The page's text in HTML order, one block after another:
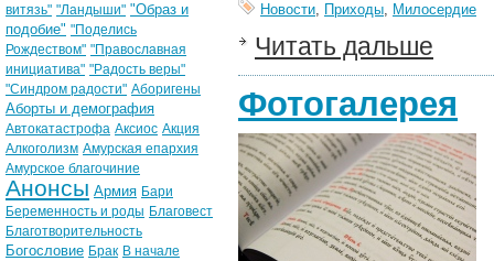
Новости, Приходы, Милосердие
Читать дальше
Фотогалерея
витязь" "Ландыши" "Образ и
подобие" "Поделись
Рождеством" "Православная
инициатива" "Радость веры"
"Синдром радости" Аборигены
Аборты и демография
Автокатастрофа Аксиос Акция
Алкоголизм Амурская епархия
Амурское благочиние
Анонсы Армия Бари
Беременность и роды Благовест
Благотворительность
Богословие Брак В начале